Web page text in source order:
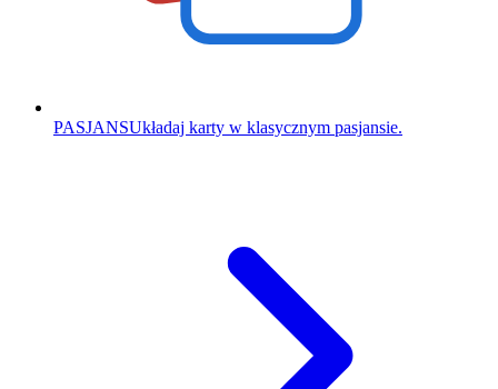
PASJANSUkładaj karty w klasycznym pasjansie.